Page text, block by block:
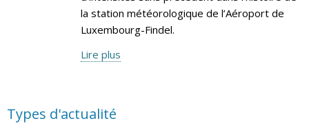
la station météorologique de l’Aéroport de
Luxembourg-Findel.
Lire plus
Types d'actualité